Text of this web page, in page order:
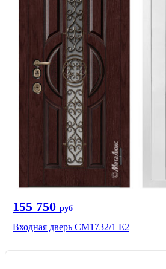
155 750 руб
Входная дверь СМ1732/1 Е2